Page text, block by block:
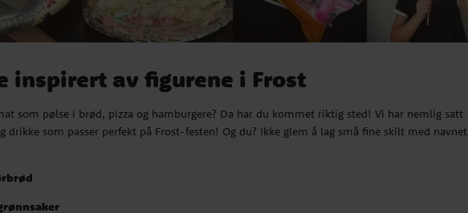
som passer perfekt på
på det som skal serveres.
Velg selv om du vil
inspirert av figurene i Frost
som pølse i brød, pizza og hamburgere? Da har du kommet riktig sted! Vi har nemlig satt
drikke som passer perfekt på Frost-festen! Og du? Ikke glem å lag små fine skilt med navnet